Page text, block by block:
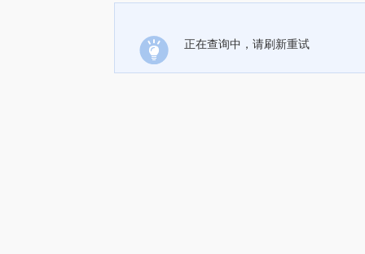
正在查询中，请刷新重试